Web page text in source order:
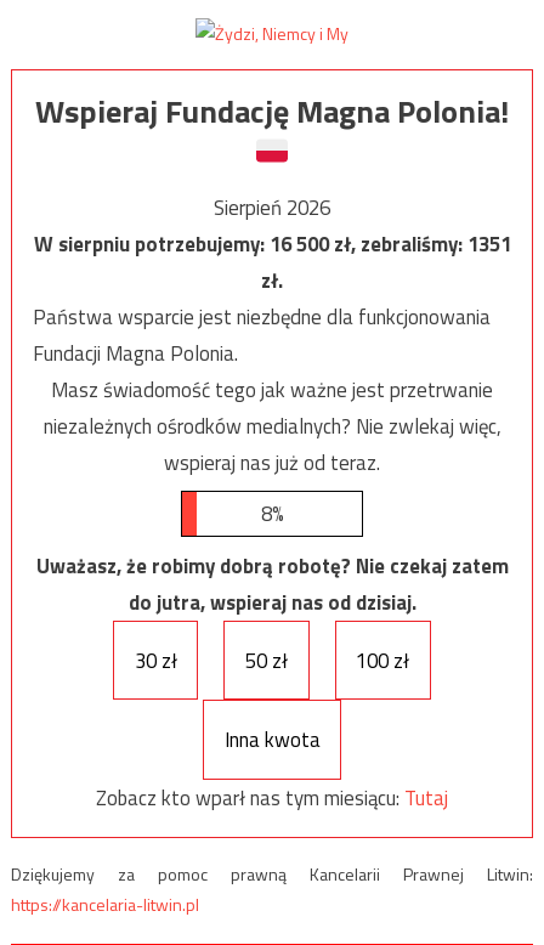
Wspieraj Fundację Magna Polonia!
Sierpień 2026
W sierpniu potrzebujemy:16 500zł, zebraliśmy:1351
zł.
Państwa wsparcie jest niezbędne dla funkcjonowania
Fundacji Magna Polonia.
Masz świadomość tego jak ważne jest przetrwanie
niezależnych ośrodków medialnych? Nie zwlekaj więc,
wspieraj nas już od teraz.
8%
Uważasz, że robimy dobrą robotę? Nie czekaj zatem
do jutra, wspieraj nas od dzisiaj.
30 zł
50 zł 100 zł
Inna kwota
Zobacz kto wparł nas tym miesiącu: Tutaj
Dziękujemy za pomoc prawną Kancelarii Prawnej Litwin:
https://kancelaria-litwin.pl